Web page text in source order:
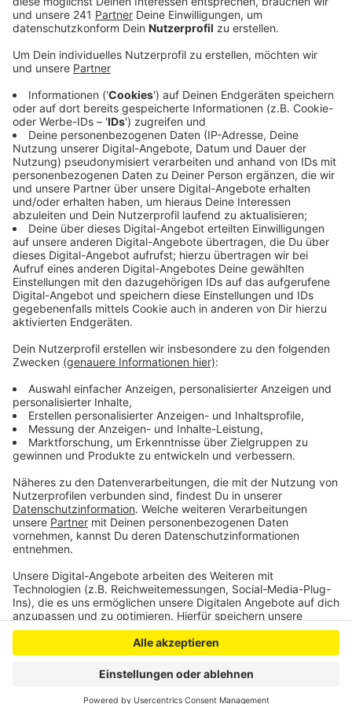
Anzeige
trotzdem nicht, viele Betriebe stehen durch die
wochenlange Schließung vor dem endgültigen Aus.
Daher werden Forderungen nach einem
Rettungspaket immer lauter.
Veröffentlicht: Donnerstag, 07.05.2020 13:19
Anzeige
Wir sind erleichtert, endlich einen Termin zu haben,
trotzdem bleiben viele Probleme, sagt beispielsweise
der DEHOGA. Nur weil man wieder öffnen dürfe, heiße
das noch lang nicht, dass man auch wirtschaftlich
erfolgreich ist. Der Verband rechnet mit hohen
Umsatzausfällen von bis zu 80 Prozent, einige
Betriebe würden vielleicht auch gar nicht öffnen.
Gründe dafür seien die steigenden Kosten, die
geringere Gästeanzahl und die geringe Kaufkraft. Auch
die Kölner IHK begrüßt das "Go" in der Gastronomie,
aber auch sie fordert weitere finanzielle Hilfen von
Land und Bund, auch für die Veranstaltungsbranche.
Anzeige